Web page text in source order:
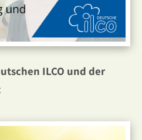
ILCO und der